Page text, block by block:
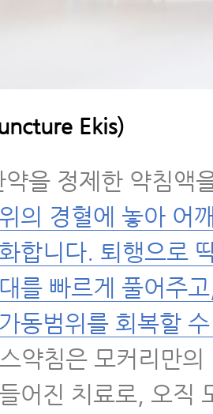
Ekis)
을 정제한 약침액
의 경혈에 놓아 어
합니다. 퇴행으로
를 빠르게 풀어주
동범위를 회복할
약침은 모커리만의
어진 치료로, 오직